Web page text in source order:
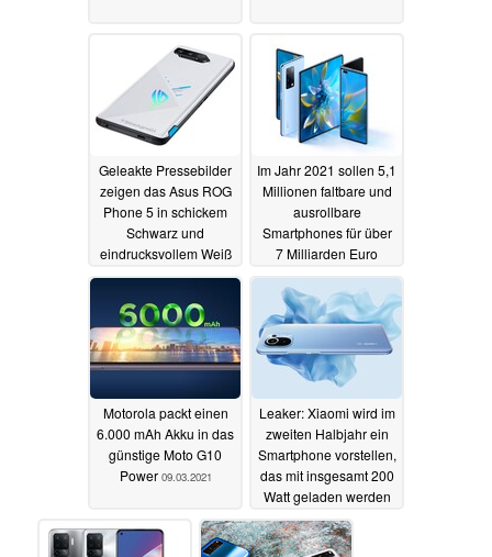
Geleakte Pressebilder
zeigen das Asus ROG
Phone 5 in schickem
Schwarz und
eindrucksvollem Weiß
09.03.2021
Im Jahr 2021 sollen 5,1
Millionen faltbare und
ausrollbare
Smartphones für über
7 Milliarden Euro
verkauft werden
09.03.2021
Motorola packt einen
6.000 mAh Akku in das
günstige Moto G10
Power 09.03.2021
Leaker: Xiaomi wird im
zweiten Halbjahr ein
Smartphone vorstellen,
das mit insgesamt 200
Watt geladen werden
kann08.03.2021